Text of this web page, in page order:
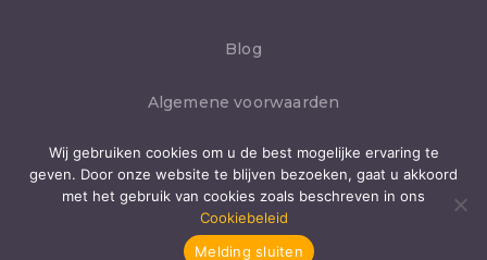
Blog
Algemene voorwaarden
Privacybeleid
Cookies
Wij gebruiken cookies om u de best mogelijke ervaring te
geven. Door onze website te blijven bezoeken, gaat u akkoord
met het gebruik van cookies zoals beschreven in ons
Cookiebeleid
Melding sluiten